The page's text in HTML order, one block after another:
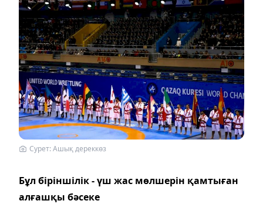
Сурет: Ашық дереккөз
Бұл біріншілік - үш жас мөлшерін қамтыған
алғашқы бәсеке